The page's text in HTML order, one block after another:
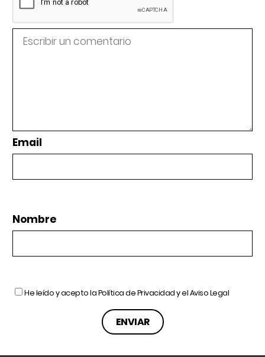
Email
Nombre
He leído y acepto laPolítica de Privacidady elAviso Legal